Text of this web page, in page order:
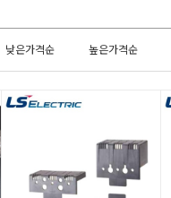
낮은가격순 높은가격순